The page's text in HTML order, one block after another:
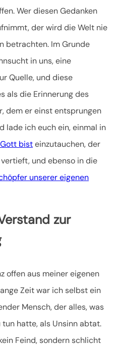
Wer diesen Gedanken
der wird die Welt nie
betrachten. Im Grunde
in uns, eine
Quelle, und diese
als die Erinnerung des
dem er einst entsprungen
lade ich euch ein, einmal in
bisteinzutauchen, der
und ebenso in die
unserer eigenen
zur
offen aus meiner eigenen
Zeit war ich selbst ein
Mensch, der alles, was
hatte, als Unsinn abtat.
Feind, sondern schlicht